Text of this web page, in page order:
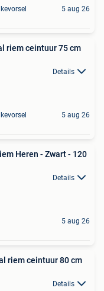
5 aug 26
riem ceintuur 75 cm
Details
5 aug 26
Heren - Zwart - 120
Details
5 aug 26
riem ceintuur 80 cm
Details